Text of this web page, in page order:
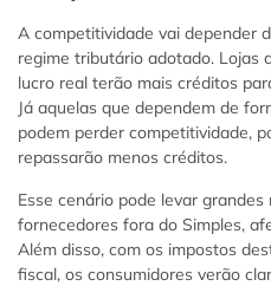
A competitividade vai depender
regime tributário adotado. Lojas
lucro real terão mais créditos
Já aquelas que dependem de
podem perder competitividade,
repassarão menos créditos.
Esse cenário pode levar
fornecedores fora do Simples,
Além disso, com os impostos
fiscal, os consumidores verão